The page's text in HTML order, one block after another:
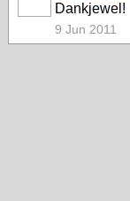
Dankjewel!
9 Jun 2011